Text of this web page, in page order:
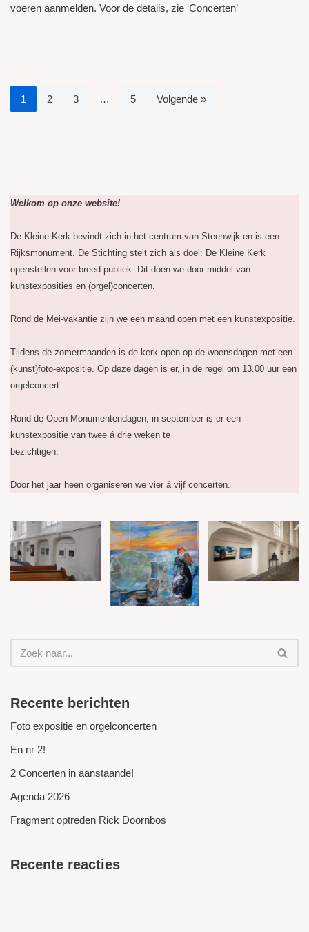
voeren aanmelden. Voor de details, zie ‘Concerten’
1 2 3 … 5 Volgende »
Welkom op onze website!
De Kleine Kerk bevindt zich in het centrum van Steenwijk en is een
Rijksmonument. De Stichting stelt zich als doel: De Kleine Kerk
openstellen voor breed publiek. Dit doen we door middel van
kunstexposities en (orgel)concerten.
Rond de Mei-vakantie zijn we een maand open met een kunstexpositie.
Tijdens de zomermaanden is de kerk open op de woensdagen met een
(kunst)foto-expositie. Op deze dagen is er, in de regel om 13.00 uur een
orgelconcert.
Rond de Open Monumentendagen, in september is er een
kunstexpositie van twee á drie weken te
bezichtigen.
Door het jaar heen organiseren we vier á vijf concerten.
Recente berichten
Foto expositie en orgelconcerten
En nr 2!
2 Concerten in aanstaande!
Agenda 2026
Fragment optreden Rick Doornbos
Recente reacties